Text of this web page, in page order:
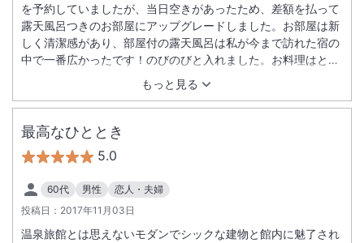
もっと見る
を予約していましたが、当日空きがあったため、差額を払って
露天風呂つきのお部屋にアップグレードしました。お部屋は新
しく清潔感があり、部屋付の露天風呂は私が今まで訪れた宿の
中で一番広かったです！のびのびと入れました。お料理はとて
も凝っています。量より質のイメージです。器や盛り付けにも
こだわっているので、見るだけでも気分が上がります。デザー
トの時、テラスに移動できるのがとても気に入りました。澄ん
だ空気の中、美しい日本庭園を眺めながらのデザートタイムは
至福でした。接客は、ベテランの方と新人の方でかなり差があ
りましたが、好感の持てる方が多かったです。ベテランの方
が、何気ない会話でもおもてなしに生かしてくださる姿勢には
感銘を覚えました。また、のんびりしたい時にお邪魔しようと
思います。
最高なひととき
5.0
60代 男性
恋人・夫婦
投稿日： 2017年11月03日
温泉旅館とは思えないモダンでシックな建物と館内に魅了され